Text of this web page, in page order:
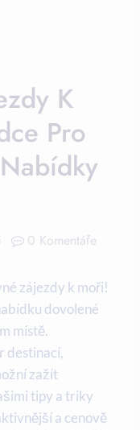
K
Pro
0 Komentáře
zájezdy ‍k moři!
dovolené
místě.
destinací,
zažít
tipy a triky
a cenově